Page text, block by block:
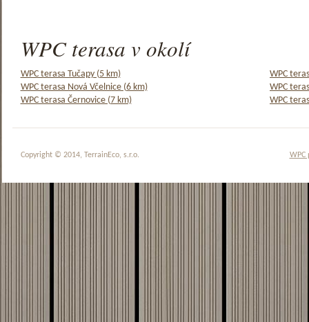
WPC terasa v okolí
WPC terasa Tučapy (5 km)
WPC
WPC terasa Nová Včelnice (6 km)
WPC
WPC terasa Černovice (7 km)
WPC
WPC
Copyright © 2014, TerrainEco, s.r.o.